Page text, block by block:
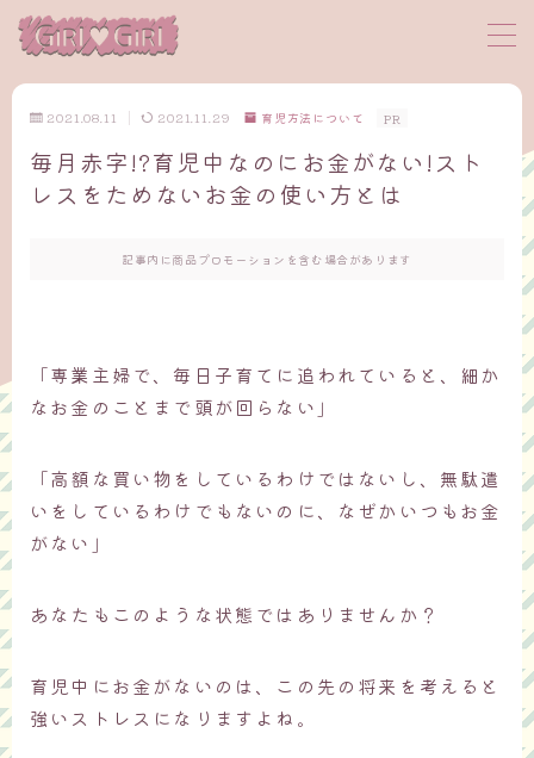
MENU
サイトマップ
2021.08.11 2021.11.29 育児方法について PR
毎月赤字!?育児中なのにお金がない!スト
レスをためないお金の使い方とは
記事内に商品プロモーションを含む場合があります
「専業主婦で、毎日子育てに追われていると、細か
なお金のことまで頭が回らない」
「高額な買い物をしているわけではないし、無駄遣
いをしているわけでもないのに、なぜかいつもお金
がない」
あなたもこのような状態ではありませんか？
育児中にお金がないのは、この先の将来を考えると
強いストレスになりますよね。